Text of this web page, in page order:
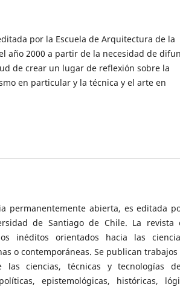
por la Escuela de Arquitectura de la
año 2000 a partir de la necesidad de
de crear un lugar de reflexión sobre la
en particular y la técnica y el arte en
permanentemente abierta, es editada
de Santiago de Chile. La revista
inéditos orientados hacia las
o contemporáneas. Se publican
ciencias, técnicas y tecnologías
epistemológicas, históricas,